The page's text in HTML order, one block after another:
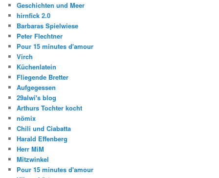
Geschichten und Meer
hirnfick 2.0
Barbaras Spielwiese
Peter Flechtner
Pour 15 minutes d'amour
Virch
Küchenlatein
Fliegende Bretter
Aufgegessen
29alwi's blog
Arthurs Tochter kocht
nömix
Chili und Ciabatta
Harald Effenberg
Herr MiM
Mitzwinkel
Pour 15 minutes d'amour